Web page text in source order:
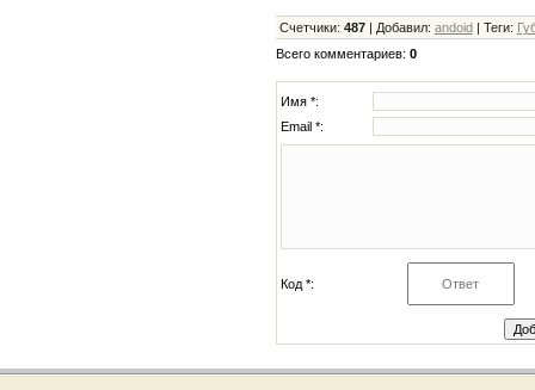
Счетчики: 487| Добавил: andoid | Теги:
Всего комментариев: 0
Имя *:
Email *:
Код *: